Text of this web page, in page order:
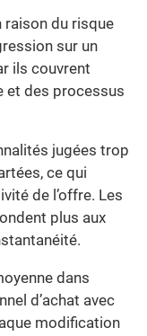
raison du risque
sur un
ils couvrent
et des processus
jugées trop
ce qui
de l’offre. Les
plus aux
dans
d’achat avec
modification